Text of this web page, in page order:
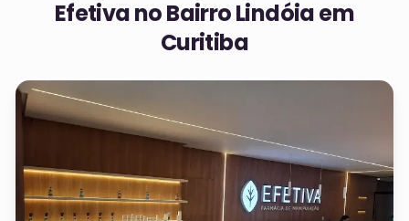
Efetiva noBairro Lindóia em
Curitiba